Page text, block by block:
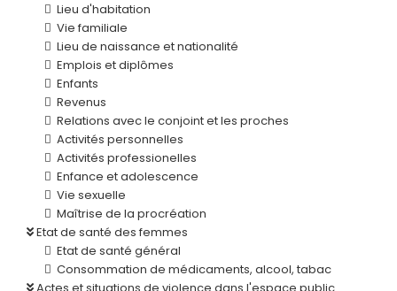
Lieu d'habitation
Vie familiale
Lieu de naissance et nationalité
Emplois et diplômes
Enfants
Revenus
Relations avec le conjoint et les proches
Activités personnelles
Activités professionelles
Enfance et adolescence
Vie sexuelle
Maîtrise de la procréation
Etat de santé des femmes
Etat de santé général
Consommation de médicaments, alcool, tabac